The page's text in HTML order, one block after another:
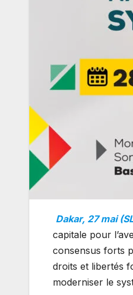
Dakar, 27 mai
capitale pour
consensus forts
droits et libertés
moderniser le